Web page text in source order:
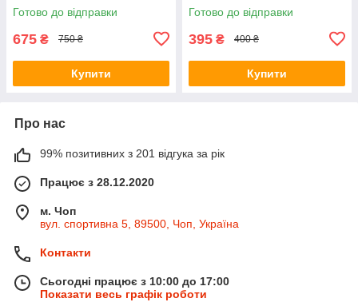
Готово до відправки
675 ₴ 750 ₴
Купити
Готово до відправки
395 ₴ 400 ₴
Купити
Про нас
99% позитивних з 201 відгука за рік
Працює з 28.12.2020
м. Чоп
вул. спортивна 5, 89500, Чоп, Україна
Контакти
Сьогодні працює з 10:00 до 17:00
Показати весь графік роботи